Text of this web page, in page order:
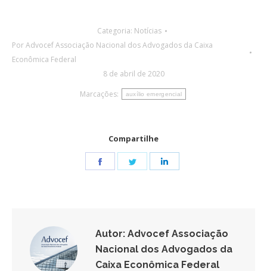
Categoria: Notícias
PorAdvocef Associação Nacional dos Advogados da Caixa
Econômica Federal
8 de abril de 2020
Marcações:
auxílio emergencial
Compartilhe
Share
Share
Autor: Advocef Associação
Nacional dos Advogados da
Caixa Econômica Federal